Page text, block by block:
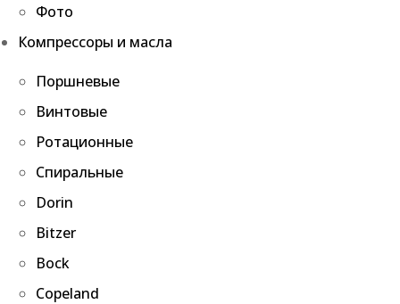
Фото
Компрессоры и масла
Поршневые
Винтовые
Ротационные
Спиральные
Dorin
Bitzer
Bock
Copeland